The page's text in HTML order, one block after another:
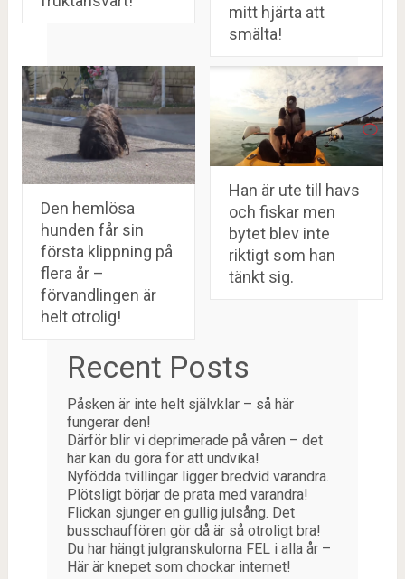
mitt hjärta att
smälta!
Den hemlösa
hunden får sin
första klippning på
flera år –
förvandlingen är
helt otrolig!
Han är ute till havs
och fiskar men
bytet blev inte
riktigt som han
tänkt sig.
Recent Posts
Påsken är inte helt självklar – så här
fungerar den!
Därför blir vi deprimerade på våren – det
här kan du göra för att undvika!
Nyfödda tvillingar ligger bredvid varandra.
Plötsligt börjar de prata med varandra!
Flickan sjunger en gullig julsång. Det
busschauffören gör då är så otroligt bra!
Du har hängt julgranskulorna FEL i alla år –
Här är knepet som chockar internet!